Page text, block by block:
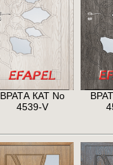
ВРАТА КАТ No
4539-V